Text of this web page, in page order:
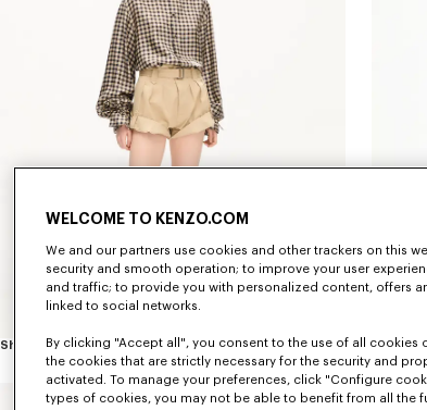
Short taille haute en sergé de coton 390 €
Nouveauté
WELCOME TO KENZO.COM
We and our partners use cookies and other trackers on this
security and smooth operation; to improve your user
and traffic; to provide you with personalized content, offers
linked to social networks.
By clicking "Accept all", you consent to the use of all cookies
the cookies that are strictly necessary for the security and
activated. To manage your preferences, click "Configure
types of cookies, you may not be able to benefit from all the